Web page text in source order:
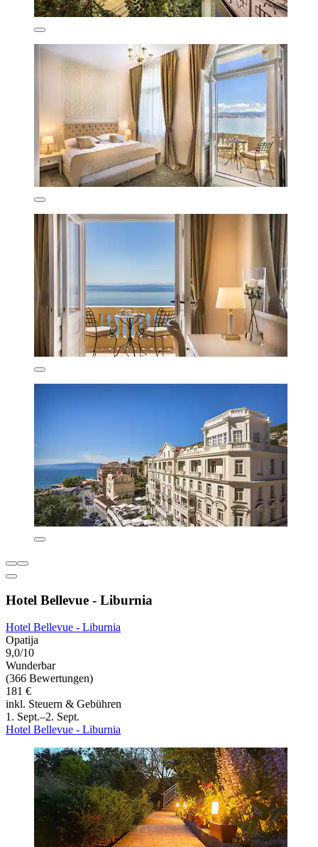
Hotel Bellevue - Liburnia
Hotel Bellevue - Liburnia
Opatija
9,0/10
Wunderbar
(366 Bewertungen)
181 €
inkl. Steuern & Gebühren
1. Sept.–2. Sept.
Hotel Bellevue - Liburnia